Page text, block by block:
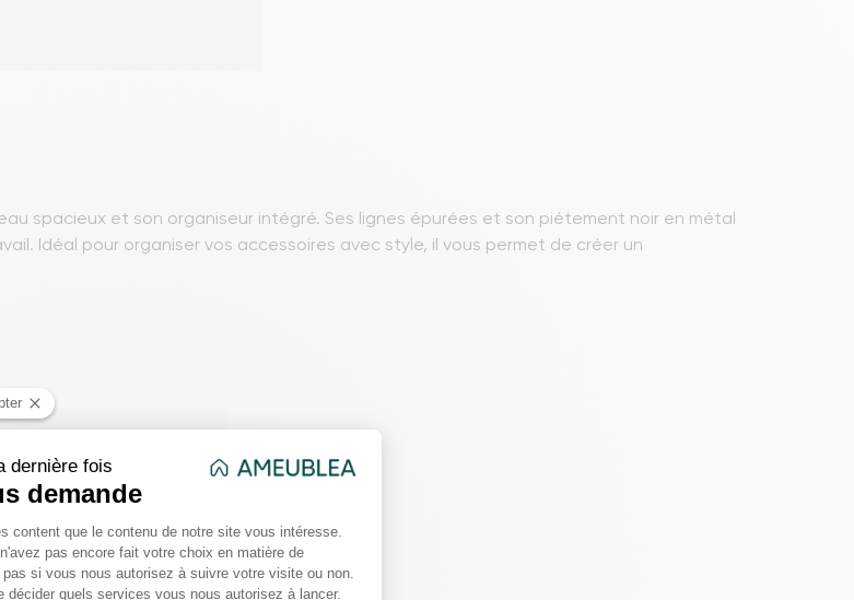
spacieux et son organiseur intégré. Ses lignes épurées et son piétement noir en métal
Idéal pour organiser vos accessoires avec style, il vous permet de créer un